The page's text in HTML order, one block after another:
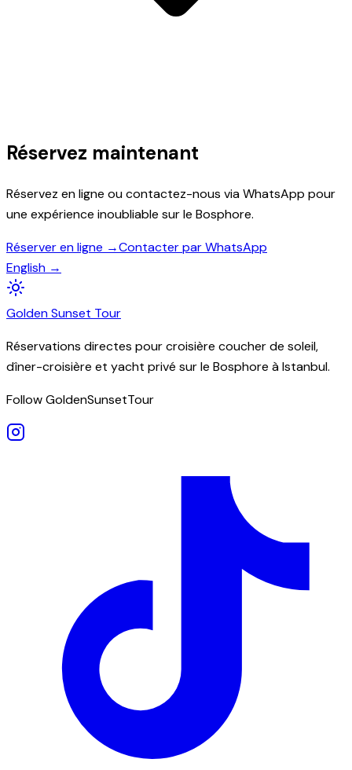
Réservez maintenant
Réservez en ligne ou contactez-nous via WhatsApp pour
une expérience inoubliable sur le Bosphore.
Réserver en ligne →Contacter par WhatsApp
English →
GoldenSunset Tour
Réservations directes pour croisière coucher de soleil,
dîner-croisière et yacht privé sur le Bosphore à Istanbul.
Follow GoldenSunsetTour